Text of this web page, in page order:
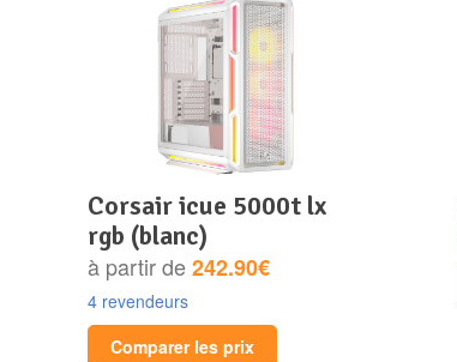
corsair icue 5000t lx
rgb (blanc)
à partir de242.90€
4 revendeurs
Comparer les prix